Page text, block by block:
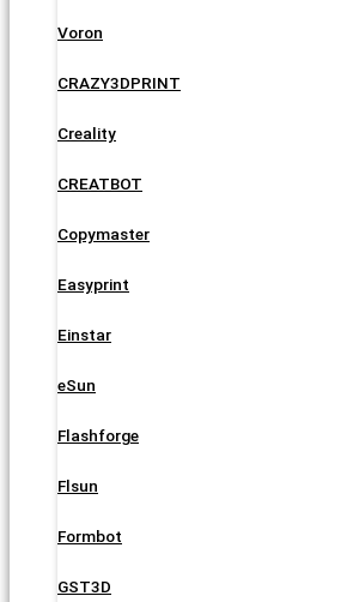
Voron
CRAZY3DPRINT
Creality
CREATBOT
Copymaster
Easyprint
Einstar
eSun
Flashforge
Flsun
Formbot
GST3D